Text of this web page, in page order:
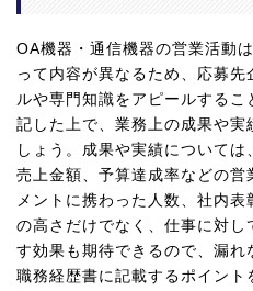
OA機器・通信機器の営業活動
って内容が異なるため、応募
ルや専門知識をアピールする
記した上で、業務上の成果や実
しょう。成果や実績については
売上金額、予算達成率などの
メントに携わった人数、社内
の高さだけでなく、仕事に対
す効果も期待できるので、漏れ
職務経歴書に記載するポイン